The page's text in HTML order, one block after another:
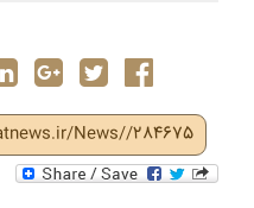
News//284675